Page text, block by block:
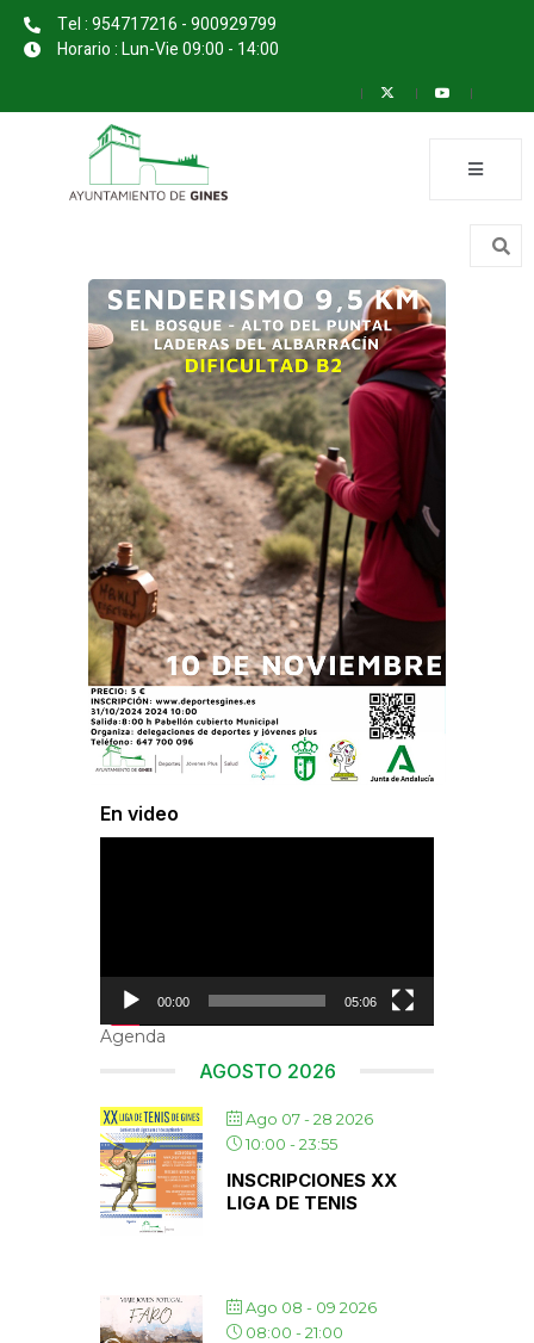
Tel : 954717216 - 900929799
Horario : Lun-Vie 09:00 - 14:00
En video
00:00 05:06
Agenda
AGOSTO 2026
Ago 07 - 28 2026
10:00 -23:55
INSCRIPCIONES XX
LIGA DE TENIS
Ago 08 - 09 2026
08:00 -21:00